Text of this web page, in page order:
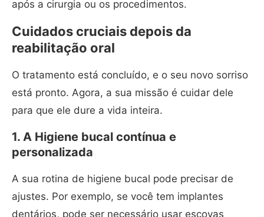
após a cirurgia ou os procedimentos.
Cuidados cruciais depois da
reabilitação oral
O tratamento está concluído, e o seu novo sorriso
está pronto. Agora, a sua missão é cuidar dele
para que ele dure a vida inteira.
1. A Higiene bucal contínua e
personalizada
A sua rotina de higiene bucal pode precisar de
ajustes. Por exemplo, se você tem implantes
dentários, pode ser necessário usar escovas